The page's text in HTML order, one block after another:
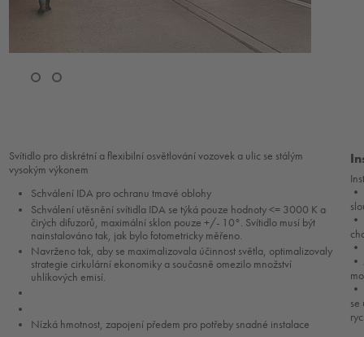
Svítidlo pro diskrétní a flexibilní osvětlování vozovek a ulic se stálým
vysokým výkonem
Schválení IDA pro ochranu tmavé oblohy
Schválení utěsnění svítidla IDA se týká pouze hodnoty <= 3000 K a
čirých difuzorů, maximální sklon pouze +/- 10°. Svítidlo musí být
nainstalováno tak, jak bylo fotometricky měřeno.
Navrženo tak, aby se maximalizovala účinnost světla, optimalizovaly
strategie cirkulární ekonomiky a současně omezilo množství
uhlíkových emisí.
Nízká hmotnost, zapojení předem pro potřeby snadné instalace
•
•
•
•
•
se